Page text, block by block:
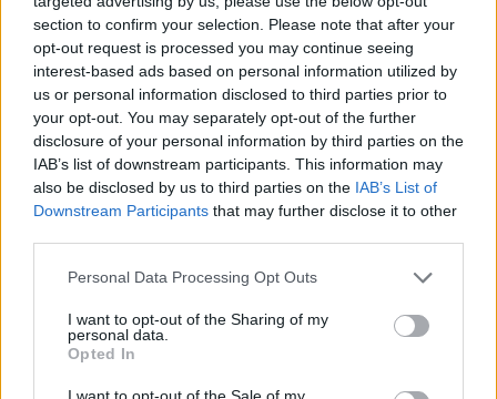
section to confirm your selection. Please note that after your
opt-out request is processed you may continue seeing
interest-based ads based on personal information utilized by
us or personal information disclosed to third parties prior to
your opt-out. You may separately opt-out of the further
disclosure of your personal information by third parties on the
IAB’s list of downstream participants. This information may
also be disclosed by us to third parties on the IAB’s List of
Downstream Participants that may further disclose it to other
Please note that this website/app uses one or more Google
not limited to your visit or usage behaviour. You may click to
grant or deny consent to Google and its third-party tags to
use your data for below specified purposes in below Google
consent section.
Personal Data Processing Opt Outs
I want to opt-out of the Sharing of my
personal data.
Opted In
I want to opt-out of the Sale of my
Το Meteo προειδοποιεί για θερμική εισβολή ακόμη και
μπαίνει σε πορτοκαλί «κλοιό»
Σε κλοιό καύσωνα τις επόμενες ημέρες η χώρα, έως
08.07.2025, 08:54 6